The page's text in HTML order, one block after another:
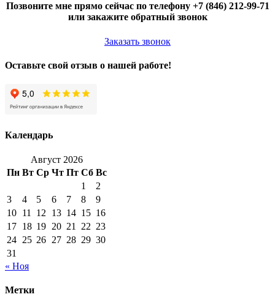
Позвоните мне прямо сейчас по телефону +7 (846) 212-99-71
или закажите обратный звонок
Заказать звонок
Оставьте свой отзыв о нашей работе!
Календарь
Август 2026
Пн Вт Ср Чт Пт Сб Вс
1
2
3
4 5 6 7 8
9
10 11 12 13 14 15 16
17 18 19 20 21 22 23
24 25 26 27 28 29 30
31
« Ноя
Метки